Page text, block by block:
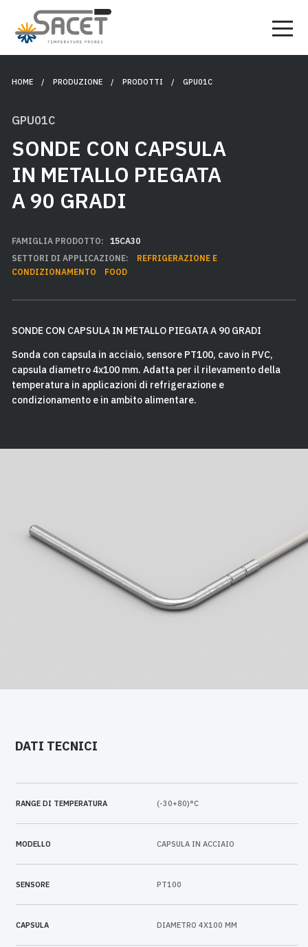
HOME / PRODUZIONE /PRODOTTI / GPU01C
GPU01C
SONDE CON CAPSULA
IN METALLO PIEGATA
A 90 GRADI
FAMIGLIA PRODOTTO:15CA30
SETTORI DI APPLICAZIONE: REFRIGERAZIONE E
CONDIZIONAMENTO
FOOD
SONDE CON CAPSULA IN METALLO PIEGATA A 90 GRADI
Sonda con capsula in acciaio, sensore PT100, cavo in PVC,
capsula diametro 4x100 mm. Adatta per il rilevamento della
temperatura in applicazioni di refrigerazione e
condizionamento e in ambito alimentare.
DATI TECNICI
RANGE DI TEMPERATURA (-30+80)°C
MODELLO CAPSULA IN ACCIAIO
SENSORE PT100
CAPSULA DIAMETRO 4X100 MM